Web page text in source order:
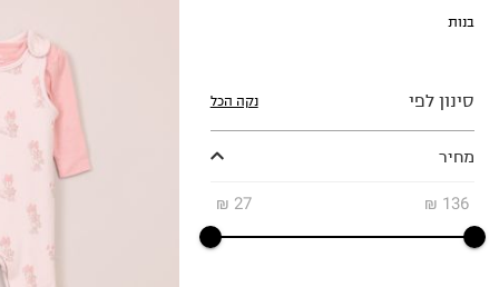
בנות
סינון לפי נקה הכל
מחיר
27
₪ 136
₪
N.B
3-6M
6-12M